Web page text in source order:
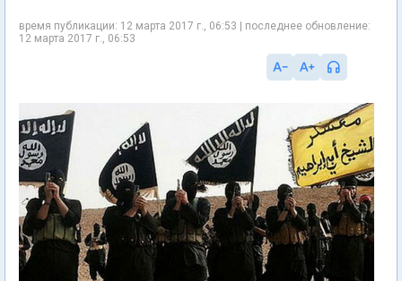
время публикации: 12 марта 2017 г., 06:53 | последнее обновление:
12 марта 2017 г., 06:53